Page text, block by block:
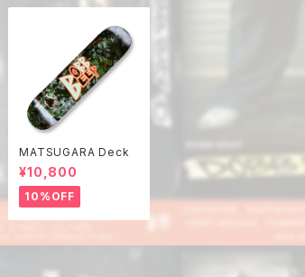
MATSUGARA Deck
¥10,800
10%OFF